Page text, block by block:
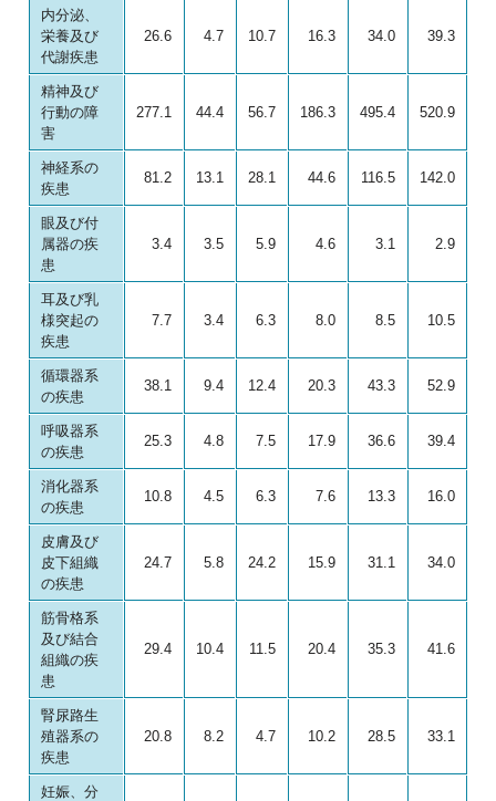
内分泌、
栄養及び
代謝疾患
26.6 4.7 10.7 16.3 34.0 39.3
精神及び
行動の障
害
277.1 44.4 56.7 186.3 495.4 520.9
神経系の
疾患
81.2 13.1 28.1 44.6 116.5 142.0
眼及び付
属器の疾
患
3.4 3.5 5.9 4.6 3.1 2.9
耳及び乳
様突起の
疾患
7.7 3.4 6.3 8.0 8.5 10.5
循環器系
の疾患
38.1 9.4 12.4 20.3 43.3 52.9
呼吸器系
の疾患
25.3 4.8 7.5 17.9 36.6 39.4
消化器系
の疾患
10.8 4.5 6.3 7.6 13.3 16.0
皮膚及び
皮下組織
の疾患
24.7 5.8 24.2 15.9 31.1 34.0
筋骨格系
及び結合
組織の疾
患
29.4 10.4 11.5 20.4 35.3 41.6
腎尿路生
殖器系の
疾患
20.8 8.2 4.7 10.2 28.5 33.1
妊娠、分